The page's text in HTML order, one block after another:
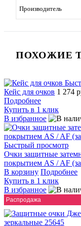
Производитель
ПОХОЖИЕ
Кейс для очков 1 274
Подробнее
Купить в 1 клик
В избранное
Быстрый просмотр
Очки защитные
покрытием AS / AF
В корзину Подробнее
Купить в 1 клик
В избранное
Распродажа